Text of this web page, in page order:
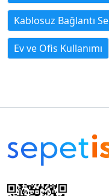
Kablosuz Bağlantı
Ev ve Ofis Kullanımı